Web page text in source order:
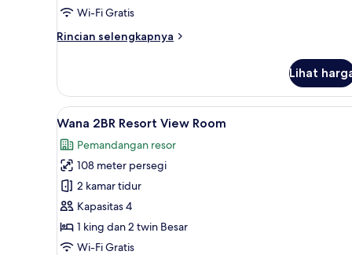
Wi-Fi Gratis
Rincian selengkapnya
Rincian
Wana
Garden
View
Lihat
Lihat
semua
foto
untuk
Wana
2BR
Resort
View
Wana 2BR Resort View
10
Wana 2BR Resort View Room
Pemandangan resor
108 meter persegi
2 kamar tidur
Kapasitas 4
1 king dan 2 twin Besar
Wi-Fi Gratis